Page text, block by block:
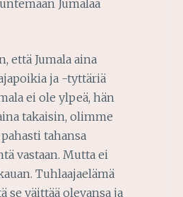
Jumalaa
että Jumala aina
ja -tyttäriä
ei ole ylpeä, hän
takaisin, olimme
tahansa
vastaan. Mutta ei
Tuhlaajaelämä
se väittää olevansa ja